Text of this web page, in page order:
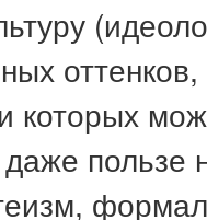
пользе